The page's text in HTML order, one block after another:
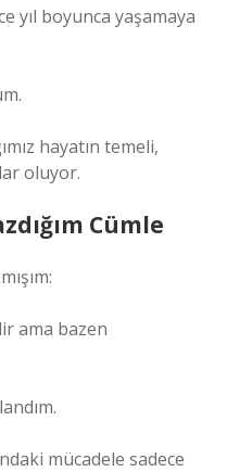
yıl boyunca yaşamaya
hayatın temeli,
oluyor.
Cümle
ama bazen
mücadele sadece